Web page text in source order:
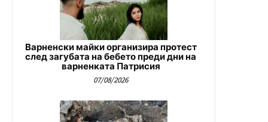
Варненски майки организира протест
след загубата на бебето преди дни на
варненката Патрисия
07/08/2026